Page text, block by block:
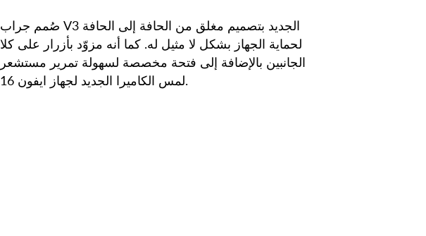
صُمم جراب V3 الجديد بتصميم مغلق من الحافة إلى الحافة
لحماية الجهاز بشكل لا مثيل له. كما أنه مزوّد بأزرار على كلا
الجانبين بالإضافة إلى فتحة مخصصة لسهولة تمرير مستشعر
لمس الكاميرا الجديد لجهاز ايفون 16.